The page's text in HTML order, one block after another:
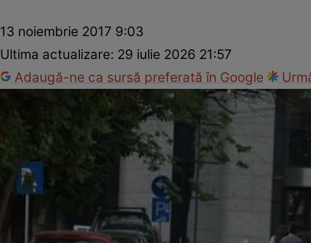
13 noiembrie 2017 9:03
Ultima actualizare: 29 iulie 2026 21:57
Adaugă-ne ca sursă preferată în Google